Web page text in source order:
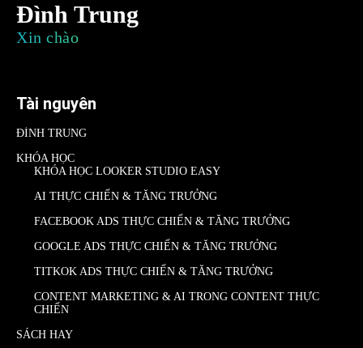
Đình Trung
Xin chào
Tài nguyên
ĐÌNH TRUNG
KHÓA HỌC
KHÓA HỌC LOOKER STUDIO EASY
AI THỰC CHIẾN & TĂNG TRƯỞNG
FACEBOOK ADS THỰC CHIẾN & TĂNG TRƯỞNG
GOOGLE ADS THỰC CHIẾN & TĂNG TRƯỞNG
TITKOK ADS THỰC CHIẾN & TĂNG TRƯỞNG
CONTENT MARKETING & AI TRONG CONTENT THỰC
CHIẾN
SÁCH HAY